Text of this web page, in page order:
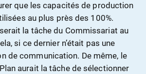
que les capacités de production
au plus près des 100%.
la tâche du Commissariat au
si ce dernier n’était pas une
de communication. De même, le
aurait la tâche de sélectionner